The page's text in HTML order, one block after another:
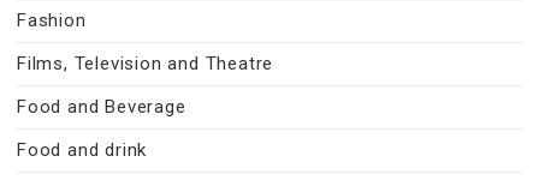
Fashion
Films, Television and Theatre
Food and Beverage
Food and drink